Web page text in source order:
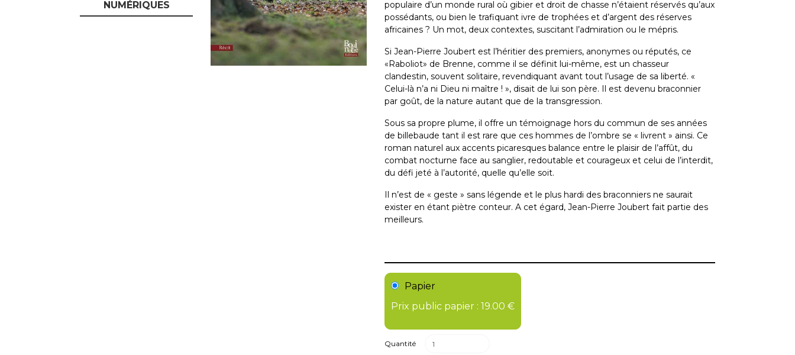
NUMÉRIQUES
populaire d’un monde rural où gibier et droit de chasse n’étaient réservés qu’aux
possédants, ou bien le trafiquant ivre de trophées et d’argent des réserves
africaines ? Un mot, deux contextes, suscitant l’admiration ou le mépris.
Si Jean-Pierre Joubert est l’héritier des premiers, anonymes ou réputés, ce
«Raboliot» de Brenne, comme il se définit lui-même, est un chasseur
clandestin, souvent solitaire, revendiquant avant tout l’usage de sa liberté. «
Celui-là n’a ni Dieu ni maître ! », disait de lui son père. Il est devenu braconnier
par goût, de la nature autant que de la transgression.
Sous sa propre plume, il offre un témoignage hors du commun de ses années
de billebaude tant il est rare que ces hommes de l’ombre se « livrent » ainsi. Ce
roman naturel aux accents picaresques balance entre le plaisir de l’affût, du
combat nocturne face au sanglier, redoutable et courageux et celui de l’interdit,
du défi jeté à l’autorité, quelle qu’elle soit.
Il n’est de « geste » sans légende et le plus hardi des braconniers ne saurait
exister en étant piètre conteur. A cet égard, Jean-Pierre Joubert fait partie des
meilleurs.
Papier
Prix public papier : 19.00 €
Quantité